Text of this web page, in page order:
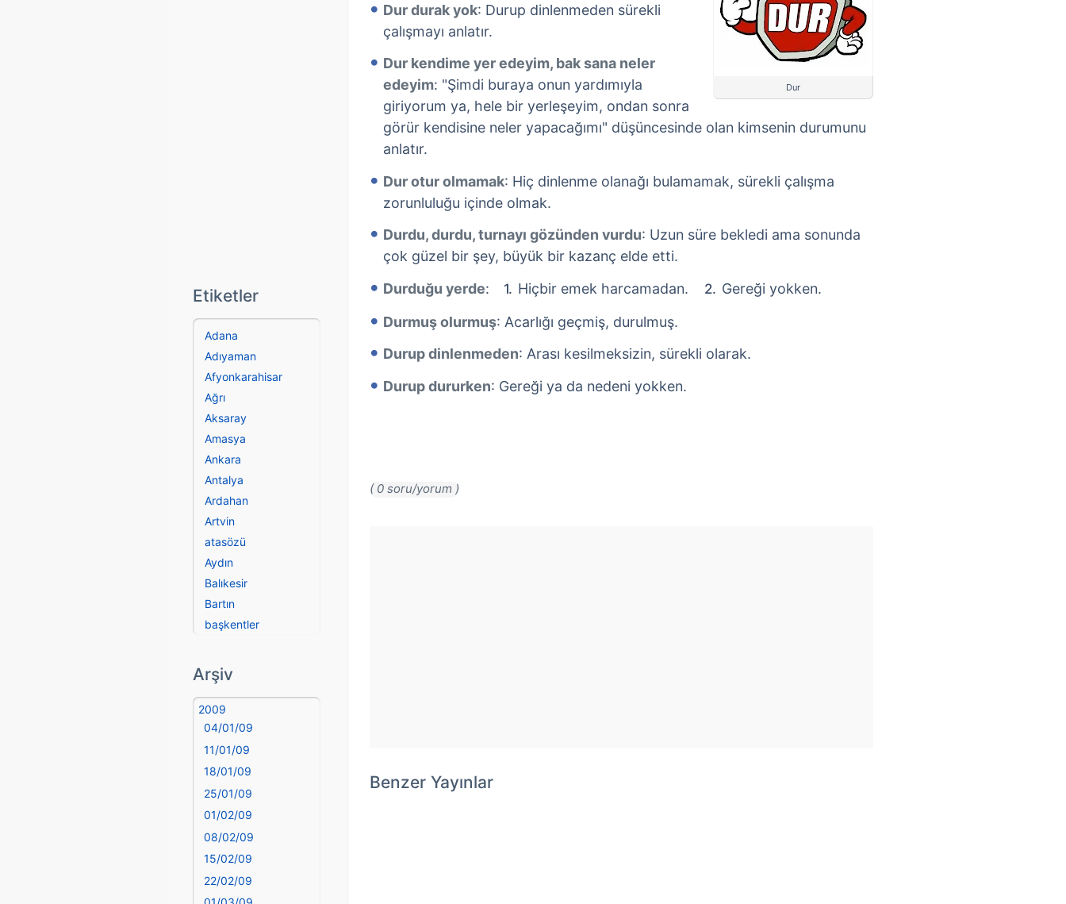
Dur
Dur durak yok: Durup dinlenmeden sürekli
çalışmayı anlatır.
Dur kendime yer edeyim, bak sana neler
edeyim: "Şimdi buraya onun yardımıyla
giriyorum ya, hele bir yerleşeyim, ondan sonra
görür kendisine neler yapacağımı" düşüncesinde olan kimsenin durumunu
anlatır.
Dur otur olmamak: Hiç dinlenme olanağı bulamamak, sürekli çalışma
zorunluluğu içinde olmak.
Durdu, durdu, turnayı gözünden vurdu: Uzun süre bekledi ama sonunda
çok güzel bir şey, büyük bir kazanç elde etti.
Durduğu yerde: Hiçbir emek harcamadan.
Gereği yokken.
Durmuş olurmuş: Acarlığı geçmiş, durulmuş.
Durup dinlenmeden: Arası kesilmeksizin, sürekli olarak.
Durup dururken: Gereği ya da nedeni yokken.
( 0 soru/yorum )
Benzer Yayınlar
Etiketler
Adana
Adıyaman
Afyonkarahisar
Ağrı
Aksaray
Amasya
Ankara
Antalya
Ardahan
Artvin
atasözü
Aydın
Balıkesir
Bartın
başkentler
Bayburt
Bilecik
Bingöl
Bitlis
Bolu
Burdur
Bursa
Çanakkale
Çankırı
Çorum
Arşiv
2009
04/01/09
11/01/09
18/01/09
25/01/09
01/02/09
08/02/09
15/02/09
22/02/09